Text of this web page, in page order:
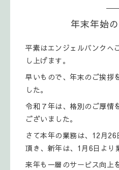
年末年始
平素はエンジェルバンクへ
し上げます。
早いもので、年末のご挨拶
した。
令和７年は、格別のご厚情
ございました。
さて本年の業務は、12月
頂き、新年は、1月6日より
来年も一層のサービス向上